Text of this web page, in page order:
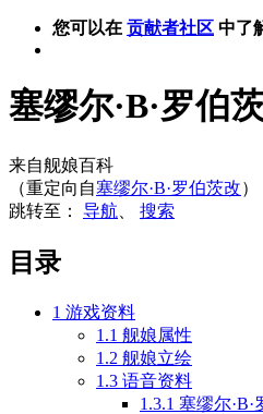
您可以在 贡献者社区 中了
塞缪尔·B·罗伯
来自舰娘百科
（重定向自塞缪尔·B·罗伯茨改）
跳转至： 导航 搜索
目录
1 游戏资料
1.1 舰娘属性
1.2 舰娘立绘
1.3 语音资料
1.3.1 塞缪尔·B·